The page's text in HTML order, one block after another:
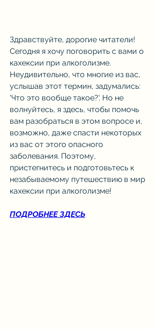
Здравствуйте, дорогие читатели!
Сегодня я хочу поговорить с вами о
кахексии при алкоголизме.
Неудивительно, что многие из вас,
услышав этот термин, задумались:
'Что это вообще такое?'. Но не
волнуйтесь, я здесь, чтобы помочь
вам разобраться в этом вопросе и,
возможно, даже спасти некоторых
из вас от этого опасного
заболевания. Поэтому,
пристегнитесь и подготовьтесь к
незабываемому путешествию в мир
кахексии при алкоголизме!
ПОДРОБНЕЕ ЗДЕСЬ